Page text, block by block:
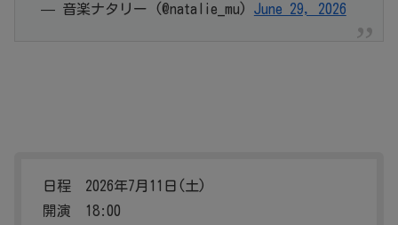
— 音楽ナタリー (@natalie_mu) June 29, 2026
日程 2026年7月11日(土)
開演 18:00